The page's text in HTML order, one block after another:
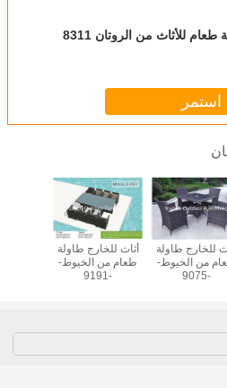
للأثاث من الروتان 8311
استمر
أثاث للخارج طاولة
طعام من الخيوط-
-9191
للخارج طاولة
من الخيوط-
-9075